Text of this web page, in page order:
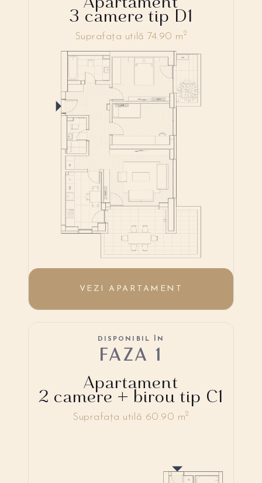
3 camere tip D1
Suprafața utilă 74.90 m2
VEZI APARTAMENT
Apartament
2 camere + birou tip C1
DISPONIBIL ÎN
FAZA 1
Suprafața utilă 60.90 m2